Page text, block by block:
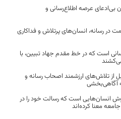
عرصه اطلاع‌رسانی و
در رسانه، انسان‌های پرتلاش و فداکاری
است که در خط مقدم جهاد تبیین، با
از تلاش‌های ارزشمند اصحاب رسانه و
آگاهی‌بخشی
انسان‌هایی است که رسالت خود را در
معنا کرده‌اند